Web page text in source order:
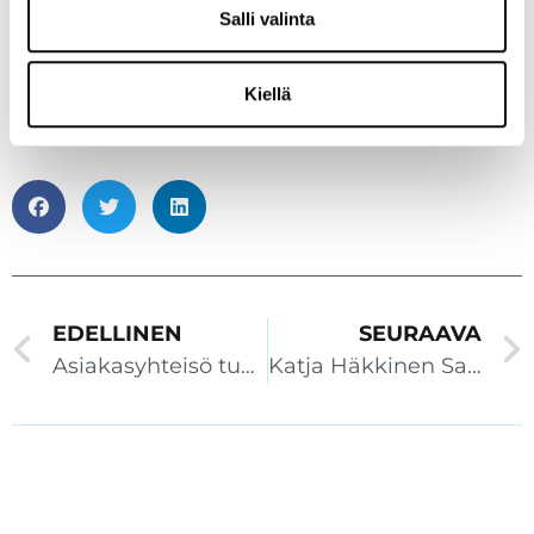
Salli valinta
Kiellä
EDELLINEN
Asiakasyhteisö tuo asiakkaiden äänen kuuluviin Priiman kehityksessä
SEURAAVA
Katja Häkkinen Saarni Learningin uudeksi myyntipäälliköksi